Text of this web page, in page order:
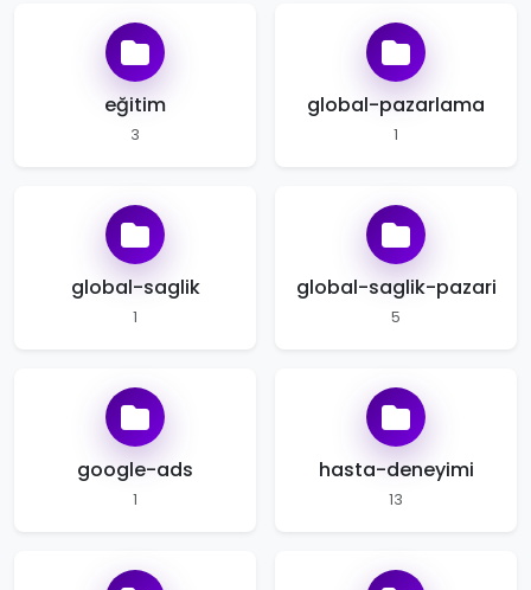
eğitim
3
global-pazarlama
1
global-saglik
1
global-saglik-pazari
5
google-ads
1
hasta-deneyimi
13